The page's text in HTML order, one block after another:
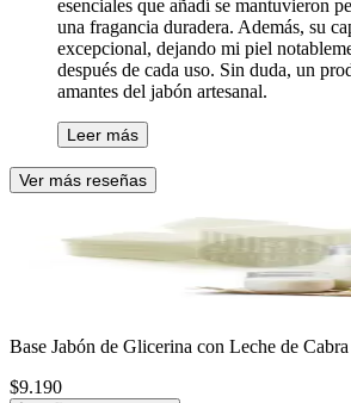
esenciales que añadí se mantuvieron
una fragancia duradera. Además, su
excepcional, dejando mi piel
después de cada uso. Sin duda, un
amantes del jabón artesanal.
Leer más
Ver más reseñas
Base Jabón de Glicerina con Leche de Cabra
$9.190